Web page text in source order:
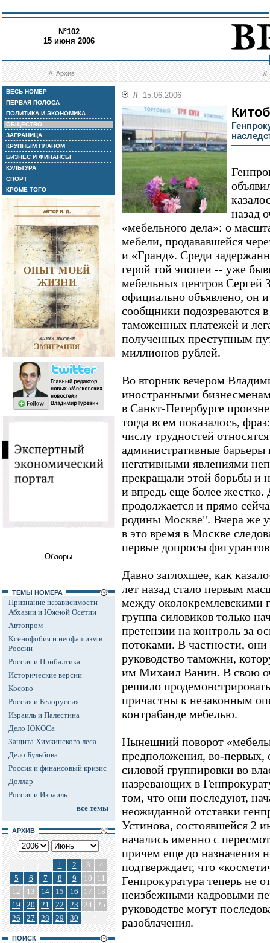
N°102
15 июня 2006
//Архив //
ВЕСЬ НОМЕР
ПЕРВАЯ ПОЛОСА
ПОЛИТИКА И ЭКОНОМИКА
ОБЩЕСТВО
ЗАГРАНИЦА
КРУПНЫМ ПЛАНОМ
БИЗНЕС И ФИНАНСЫ
КУЛЬТУРА
СПОРТ
КРОМЕ ТОГО
Обзоры
ТЕМЫ НОМЕРА
Признание независимости
Абхазии и Южной Осетии
Автопром
Ксенофобия и неофашизм в
России
Россия и Прибалтика
Исторические версии
Косово
Россия и Белоруссия
Израиль и Палестина
Дело ЮКОСа
Защита Химкинского леса
Дело Бульбова
Россия и финансовый кризис
Доллар
Россия и Израиль
все темы
АРХИВ
1 2 3
4
5
6 7 8 9 10
11
12
13 14 15 16 17
18
19
20 21 22 23 24 25
26
27 28 29 30
ПОИСК
// 15.06.2006
назад
«мебельного дела»: о
мебели, продававшейся
и «Гранд». Среди
герой той эпопеи -- уже
мебельных центров Сергей
официально объявлено, он
сообщники подозреваются
таможенных платежей и
полученных преступным
миллионов рублей.
Во вторник вечером
иностранными
в Санкт-Петербурге
тогда всем показалось,
числу трудностей
административные
негативными явлениями
прекращали этой борьбы и
и впредь еще более жестко.
продолжается и прямо
родины Москве". Вчера же
в это время в Москве
первые допросы
Давно заглохшее, как
лет назад стало первым
между околокремлевскими
группа силовиков только
претензии на контроль за
потоками. В частности,
руководство таможни,
им Михаил Ванин. В свою
решило
причастны к незаконным
контрабанде мебелью.
Нынешний поворот
предположения, во-
силовой группировки во
назревающих в
том, что они последуют,
неожиданной отставки
Устинова, состоявшейся 2
начались именно с
причем еще до назначения
подтверждает, что
Генпрокуратура теперь не
неизбежными кадровыми
руководстве могут
разоблачения.